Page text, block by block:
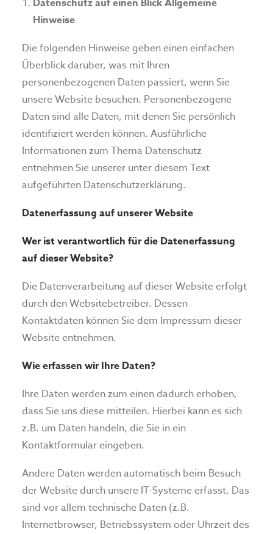
Datenschutz auf einen Blick Allgemeine
Hinweise
Die folgenden Hinweise geben einen einfachen
Überblick darüber, was mit Ihren
personenbezogenen Daten passiert, wenn Sie
unsere Website besuchen. Personenbezogene
Daten sind alle Daten, mit denen Sie persönlich
identifiziert werden können. Ausführliche
Informationen zum Thema Datenschutz
entnehmen Sie unserer unter diesem Text
aufgeführten Datenschutzerklärung.
Datenerfassung auf unserer Website
Wer ist verantwortlich für die Datenerfassung
auf dieser Website?
Die Datenverarbeitung auf dieser Website erfolgt
durch den Websitebetreiber. Dessen
Kontaktdaten können Sie dem Impressum dieser
Website entnehmen.
Wie erfassen wir Ihre Daten?
Ihre Daten werden zum einen dadurch erhoben,
dass Sie uns diese mitteilen. Hierbei kann es sich
z.B. um Daten handeln, die Sie in ein
Kontaktformular eingeben.
Andere Daten werden automatisch beim Besuch
der Website durch unsere IT-Systeme erfasst. Das
sind vor allem technische Daten (z.B.
Internetbrowser, Betriebssystem oder Uhrzeit des